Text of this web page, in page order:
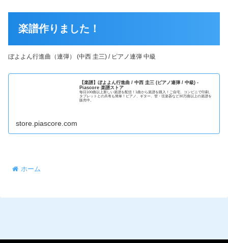
楽譜作りました！
ぼよよん行進曲（連弾） (中西 圭三) / ピアノ連弾 中級
【楽譜】ぼよよん行進曲 / 中西 圭三 (ピアノ連弾 / 中級) -
Piascore 楽譜ストア
毎日100曲以上新しい楽譜を配信！1曲から楽譜を購入！ご自宅、コンビニで印刷、
タブレットとの共有も簡単！ピアノ、ギター、管・弦楽器など30万曲以上の楽譜を
販売中。
store.piascore.com
ホーム